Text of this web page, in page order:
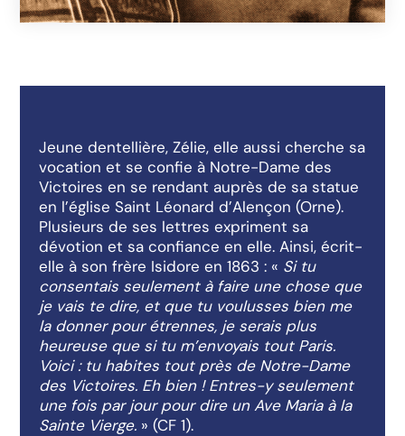
Jeune dentellière, Zélie, elle aussi cherche sa
vocation et se confie à Notre-Dame des
Victoires en se rendant auprès de sa statue
en l’église Saint Léonard d’Alençon (Orne).
Plusieurs de ses lettres expriment sa
dévotion et sa confiance en elle. Ainsi, écrit-
elle à son frère Isidore en 1863 : « Si tu
consentais seulement à faire une chose que
je vais te dire, et que tu voulusses bien me
la donner pour étrennes, je serais plus
heureuse que si tu m’envoyais tout Paris.
Voici : tu habites tout près de Notre-Dame
des Victoires. Eh bien ! Entres-y seulement
une fois par jour pour dire un Ave Maria à la
Sainte Vierge.» (CF 1).